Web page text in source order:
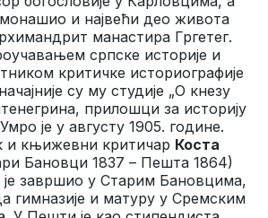
и највећи део живота
манастира Гргетег.
српске историје и
критичке историографије
су му студије „О кнезу
прилошци за историју
је у августу 1905. године.
књижевни критичар Коста
Бановци 1837 – Пешта 1864)
завршио у Старим Бановцима,
гимназије и матуру у Сремским